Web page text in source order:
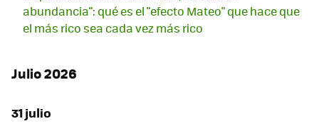
abundancia": qué es el "efecto Mateo" que hace que
el más rico sea cada vez más rico
Julio 2026
31 julio